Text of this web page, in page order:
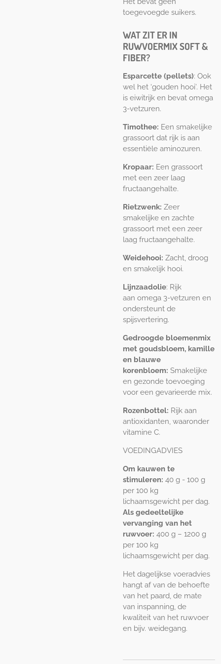
toegevoegde suikers.
WAT ZIT ER IN
RUWVOERMIX SOFT &
FIBER?
Esparcette (pellets): Ook
wel het ‘gouden hooi’. Het
is eiwitrijk en bevat omega
3-vetzuren.
Timothee: Een smakelijke
grassoort dat rijk is aan
essentiële aminozuren.
Kropaar: Een grassoort
met een zeer laag
fructaangehalte.
Rietzwenk: Zeer
smakelijke en zachte
grassoort met een zeer
laag fructaangehalte.
Weidehooi: Zacht, droog
en smakelijk hooi.
Lijnzaadolie: Rijk
aan omega 3-vetzuren en
ondersteunt de
spijsvertering.
Gedroogde bloemenmix
met goudsbloem, kamille
en blauwe
korenbloem: Smakelijke
en gezonde toevoeging
voor een gevarieerde mix.
Rozenbottel: Rijk aan
antioxidanten, waaronder
vitamine C.
VOEDINGADVIES
Om kauwen te
stimuleren: 40 g - 100 g
per 100 kg
lichaamsgewicht per dag.
Als gedeeltelijke
vervanging van het
ruwvoer: 400 g – 1200 g
per 100 kg
lichaamsgewicht per dag.
Het dagelijkse voeradvies
hangt af van de behoefte
van het paard, de mate
van inspanning, de
kwaliteit van het ruwvoer
en bijv. weidegang.